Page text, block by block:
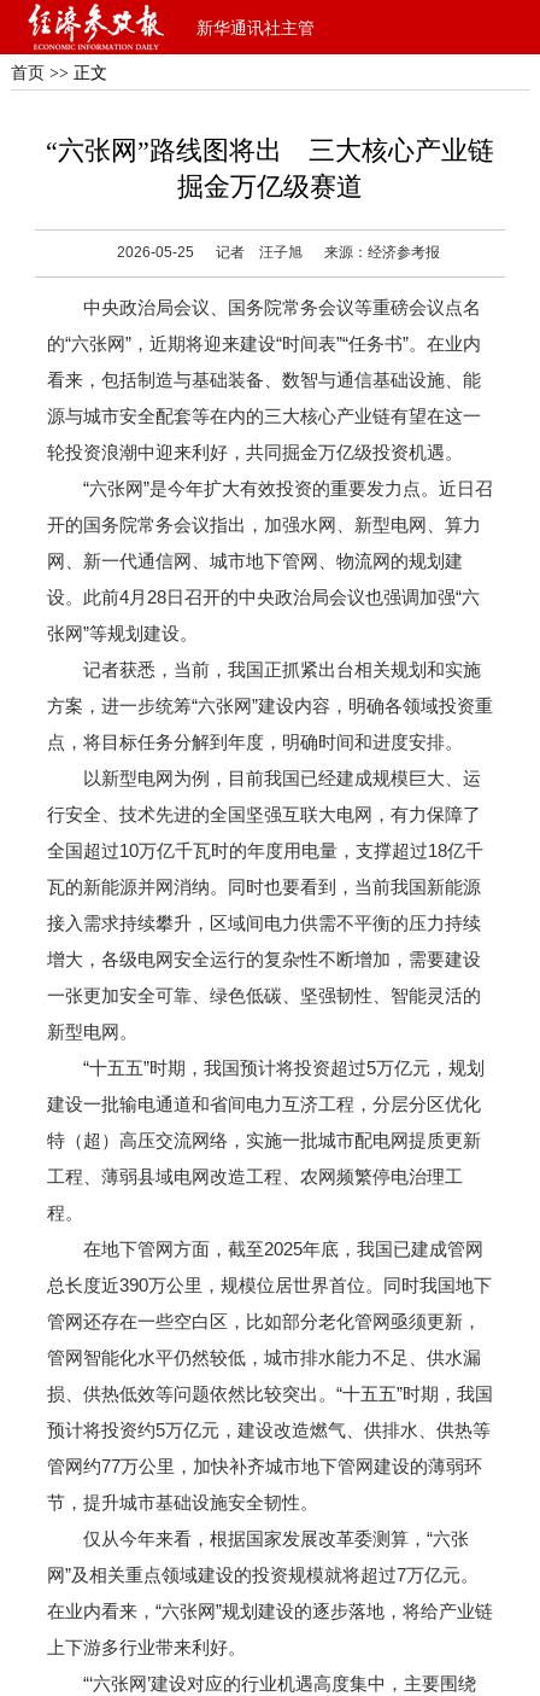
新华通讯社主管
首页 >> 正文
“六张网”路线图将出 三大核心产业链
掘金万亿级赛道
2026-05-25 记者 汪子旭 来源：经济参考报
中央政治局会议、国务院常务会议等重磅会议点名
的“六张网”，近期将迎来建设“时间表”“任务书”。在业内
看来，包括制造与基础装备、数智与通信基础设施、能
源与城市安全配套等在内的三大核心产业链有望在这一
轮投资浪潮中迎来利好，共同掘金万亿级投资机遇。
“六张网”是今年扩大有效投资的重要发力点。近日召
开的国务院常务会议指出，加强水网、新型电网、算力
网、新一代通信网、城市地下管网、物流网的规划建
设。此前4月28日召开的中央政治局会议也强调加强“六
张网”等规划建设。
记者获悉，当前，我国正抓紧出台相关规划和实施
方案，进一步统筹“六张网”建设内容，明确各领域投资重
点，将目标任务分解到年度，明确时间和进度安排。
以新型电网为例，目前我国已经建成规模巨大、运
行安全、技术先进的全国坚强互联大电网，有力保障了
全国超过10万亿千瓦时的年度用电量，支撑超过18亿千
瓦的新能源并网消纳。同时也要看到，当前我国新能源
接入需求持续攀升，区域间电力供需不平衡的压力持续
增大，各级电网安全运行的复杂性不断增加，需要建设
一张更加安全可靠、绿色低碳、坚强韧性、智能灵活的
新型电网。
“十五五”时期，我国预计将投资超过5万亿元，规划
建设一批输电通道和省间电力互济工程，分层分区优化
特（超）高压交流网络，实施一批城市配电网提质更新
工程、薄弱县域电网改造工程、农网频繁停电治理工
程。
在地下管网方面，截至2025年底，我国已建成管网
总长度近390万公里，规模位居世界首位。同时我国地下
管网还存在一些空白区，比如部分老化管网亟须更新，
管网智能化水平仍然较低，城市排水能力不足、供水漏
损、供热低效等问题依然比较突出。“十五五”时期，我国
预计将投资约5万亿元，建设改造燃气、供排水、供热等
管网约77万公里，加快补齐城市地下管网建设的薄弱环
节，提升城市基础设施安全韧性。
仅从今年来看，根据国家发展改革委测算，“六张
网”及相关重点领域建设的投资规模就将超过7万亿元。
在业内看来，“六张网”规划建设的逐步落地，将给产业链
上下游多行业带来利好。
“‘六张网’建设对应的行业机遇高度集中，主要围绕